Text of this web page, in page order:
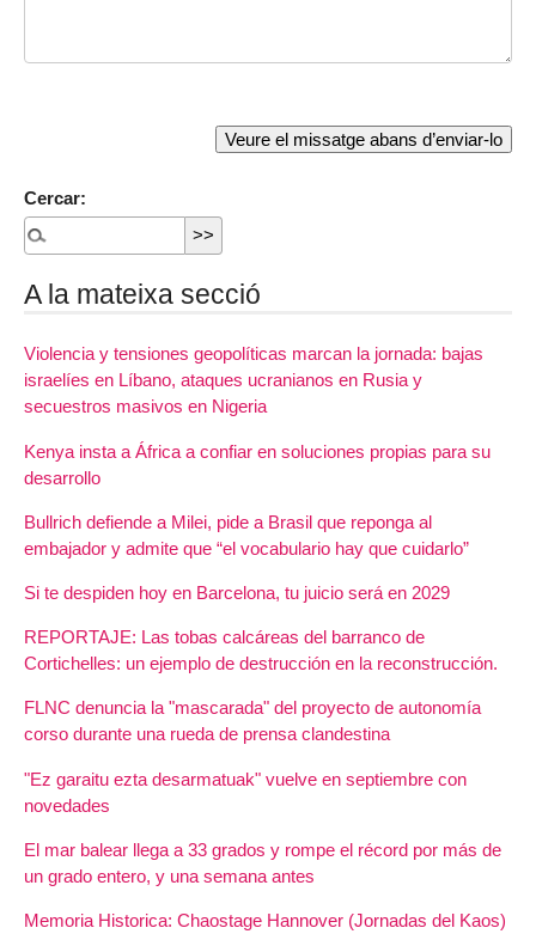
Cercar:
A la mateixa secció
Violencia y tensiones geopolíticas marcan la jornada: bajas
israelíes en Líbano, ataques ucranianos en Rusia y
secuestros masivos en Nigeria
Kenya insta a África a confiar en soluciones propias para su
desarrollo
Bullrich defiende a Milei, pide a Brasil que reponga al
embajador y admite que “el vocabulario hay que cuidarlo”
Si te despiden hoy en Barcelona, tu juicio será en 2029
REPORTAJE: Las tobas calcáreas del barranco de
Cortichelles: un ejemplo de destrucción en la reconstrucción.
FLNC denuncia la "mascarada" del proyecto de autonomía
corso durante una rueda de prensa clandestina
"Ez garaitu ezta desarmatuak" vuelve en septiembre con
novedades
El mar balear llega a 33 grados y rompe el récord por más de
un grado entero, y una semana antes
Memoria Historica: Chaostage Hannover (Jornadas del Kaos)